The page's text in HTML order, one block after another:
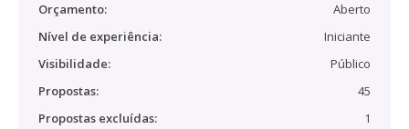
Orçamento:
Aberto
Nível de experiência:
Iniciante
Visibilidade:
Público
Propostas:
45
Propostas excluídas:
1